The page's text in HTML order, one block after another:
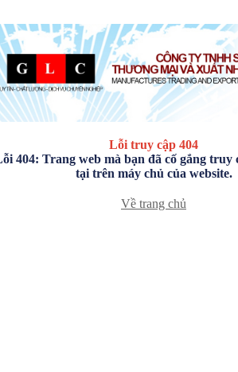
Lỗi truy cập 404
404: Trang web mà bạn đã cố gắng truy
tại trên máy chủ của website.
Về trang chủ